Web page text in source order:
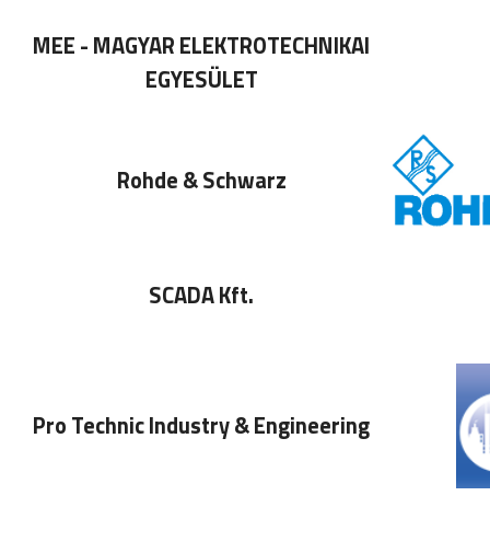
MEE - MAGYAR ELEKTROTECHNIKAI
EGYESÜLET
Rohde & Schwarz
SCADA Kft.
Pro Technic Industry & Engineering